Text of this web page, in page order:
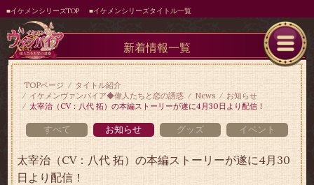
■イケメンシリーズTOP ■イケメンシリーズタイトル一覧
新着情報一覧
TOPページ
タイトル紹介
イケメンヴァンパイア◆偉人たちと恋の誘惑
News
お知らせ
太宰治（CV：八代 拓）の本編ストーリーが遂に4月30日より配信！
すべて お知らせ グッズ イベント
太宰治（CV：八代 拓）の本編ストーリーが遂に4月30
日より配信！